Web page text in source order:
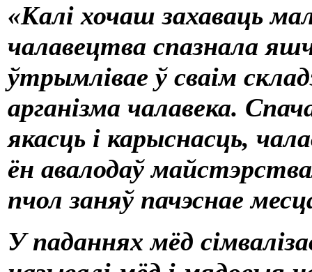
«Калi хочаш захаваць
чалавецтва спазнала
ўтрымлiвае ў сваiм
арганiзма чалавека.
якасць i карыснасць,
ён авалодаў
пчол заняў пачэснае
У паданнях мёд сiмвалi